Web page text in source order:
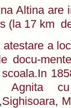
Altina are
(la 17 km
atestare a
docu-
Agnita